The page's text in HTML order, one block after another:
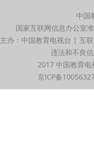
中国
国家互联网信息办公室
主办：中国教育电视台 | 互
违法和不良
2017 中国教育
京ICP备